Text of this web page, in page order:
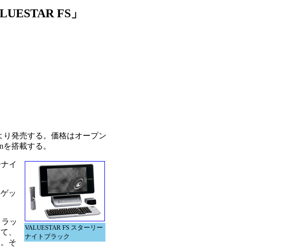
FS」
り発売する。価格はオープン
搭載する。
VALUESTAR FS スターリー
ナイトブラック
イ
ッ
ッ
、
そ